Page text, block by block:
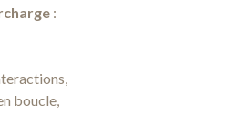
:
boucle,